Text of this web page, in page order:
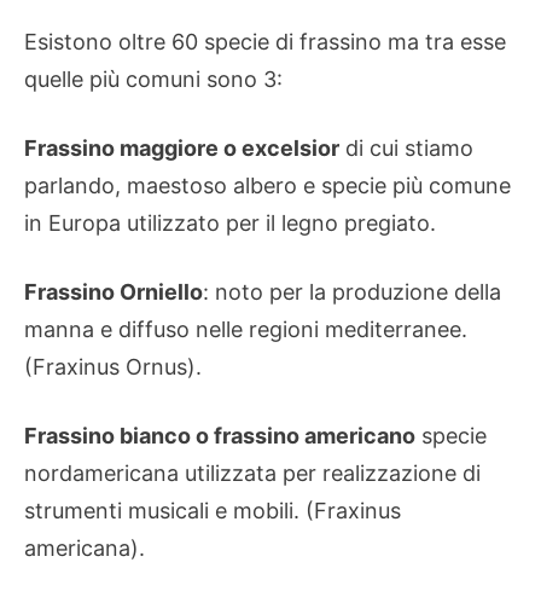
Esistono oltre 60 specie di frassino ma tra esse
quelle più comuni sono 3:
Frassino maggiore o excelsior di cui stiamo
parlando, maestoso albero e specie più comune
in Europa utilizzato per il legno pregiato.
Frassino Orniello: noto per la produzione della
manna e diffuso nelle regioni mediterranee.
(Fraxinus Ornus).
Frassino bianco o frassino americano specie
nordamericana utilizzata per realizzazione di
strumenti musicali e mobili. (Fraxinus
americana).